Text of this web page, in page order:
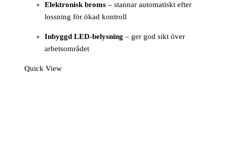
Elektronisk broms – stannar automatiskt efter
lossning för ökad kontroll
Inbyggd LED-belysning – ger god sikt över
arbetsområdet
Quick View